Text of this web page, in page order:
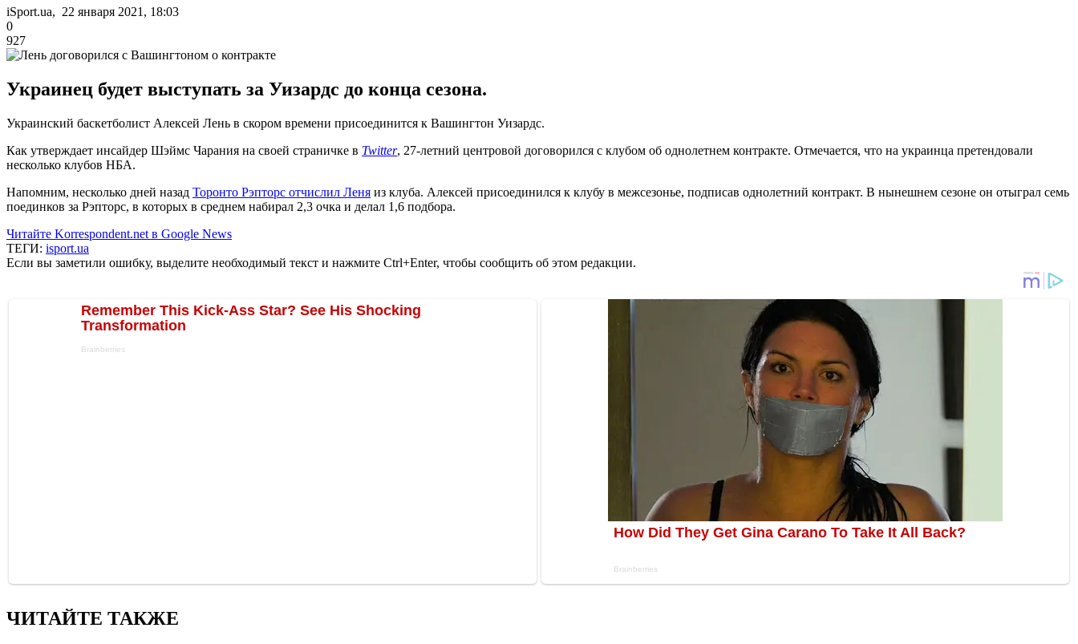
iSport.ua, 22 января 2021, 18:03
0
927
Украинец будет выступать за Уизардс до конца сезона.
Украинский баскетболист Алексей Лень в скором времени присоединится к Вашингтон Уизардс.
Как утверждает инсайдер Шэймс Чарания на своей страничке в Twitter, 27-летний центровой договорился с клубом об однолетнем контракте. Отмечается, что на украинца претендовали
несколько клубов НБА.
Напомним, несколько дней назад Торонто Рэпторс отчислил Леня из клуба. Алексей присоединился к клубу в межсезонье, подписав однолетний контракт. В нынешнем сезоне он отыграл семь
поединков за Рэпторс, в которых в среднем набирал 2,3 очка и делал 1,6 подбора.
Читайте Korrespondent.net в Google News
ТЕГИ: isport.ua
Если вы заметили ошибку, выделите необходимый текст и нажмите Ctrl+Enter, чтобы сообщить об этом редакции.
ЧИТАЙТЕ ТАКЖЕ